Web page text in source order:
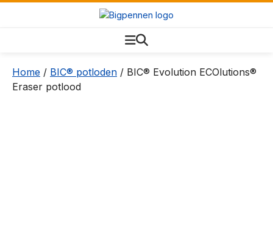
Home / BIC® potloden / BIC® Evolution ECOlutions®
Eraser potlood